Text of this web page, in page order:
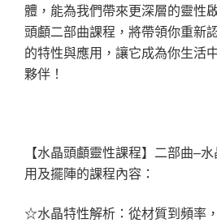
體，能為我們帶來更深層的靈性
頭顱二部曲課程，將帶領你重新
的特性與應用，讓它成為你生活
夥伴！
【水晶頭顱靈性課程】二部曲–
用及擺陣的課程內容：
☆水晶特性解析：從材質到頻率